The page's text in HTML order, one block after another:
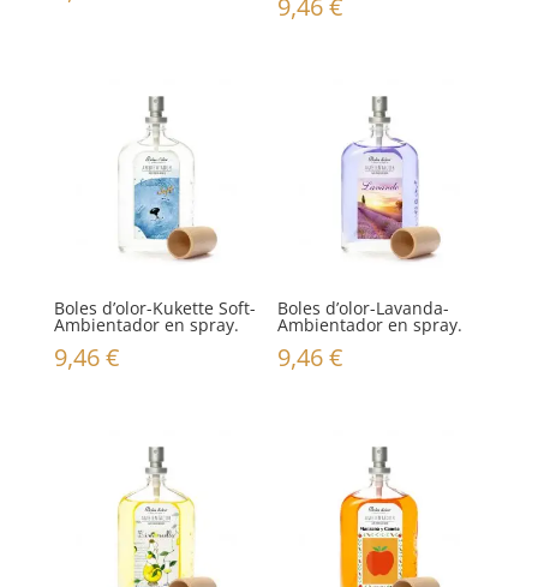
Boles d’olor-Kukette Soft-
Ambientador en spray.
9,46€
Boles d’olor-Lavanda-
Ambientador en spray.
9,46€